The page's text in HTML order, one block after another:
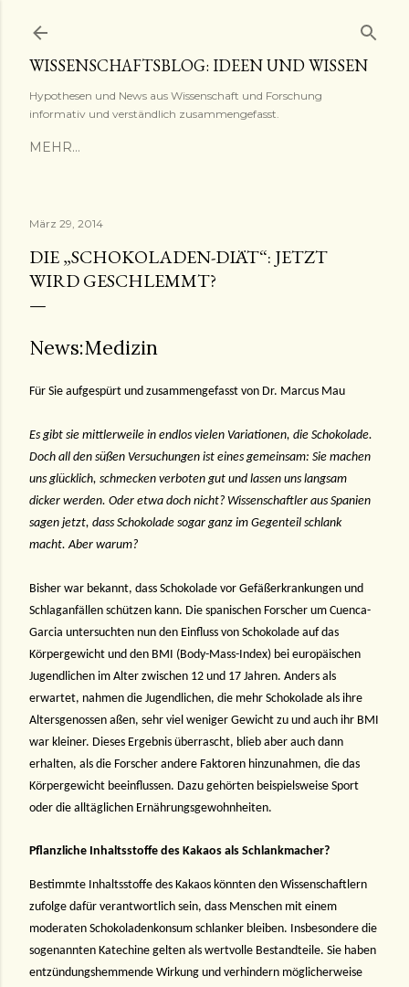
WISSENSCHAFTSBLOG: IDEEN UND WISSEN
Hypothesen und News aus Wissenschaft und Forschung
informativ und verständlich zusammengefasst.
MEHR…
März 29, 2014
DIE „SCHOKOLADEN-DIÄT“: JETZT
WIRD GESCHLEMMT?
News:Medizin
Für Sie aufgespürt und zusammengefasst von Dr. Marcus Mau
Es gibt sie mittlerweile in endlos vielen Variationen, die Schokolade.
Doch all den süßen Versuchungen ist eines gemeinsam: Sie machen
uns glücklich, schmecken verboten gut und lassen uns langsam
dicker werden. Oder etwa doch nicht? Wissenschaftler aus Spanien
sagen jetzt, dass Schokolade sogar ganz im Gegenteil schlank
macht. Aber warum?
Bisher war bekannt, dass Schokolade vor Gefäßerkrankungen und
Schlaganfällen schützen kann. Die spanischen Forscher um Cuenca-
Garcia untersuchten nun den Einfluss von Schokolade auf das
Körpergewicht und den BMI (Body-Mass-Index) bei europäischen
Jugendlichen im Alter zwischen 12 und 17 Jahren. Anders als
erwartet, nahmen die Jugendlichen, die mehr Schokolade als ihre
Altersgenossen aßen, sehr viel weniger Gewicht zu und auch ihr BMI
war kleiner. Dieses Ergebnis überrascht, blieb aber auch dann
erhalten, als die Forscher andere Faktoren hinzunahmen, die das
Körpergewicht beeinflussen. Dazu gehörten beispielsweise Sport
oder die alltäglichen Ernährungsgewohnheiten.
Pflanzliche Inhaltsstoffe des Kakaos als Schlankmacher?
Bestimmte Inhaltsstoffe des Kakaos könnten den Wissenschaftlern
zufolge dafür verantwortlich sein, dass Menschen mit einem
moderaten Schokoladenkonsum schlanker bleiben. Insbesondere die
sogenannten Katechine gelten als wertvolle Bestandteile. Sie haben
entzündungshemmende Wirkung und verhindern möglicherweise